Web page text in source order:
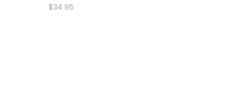
$34.95